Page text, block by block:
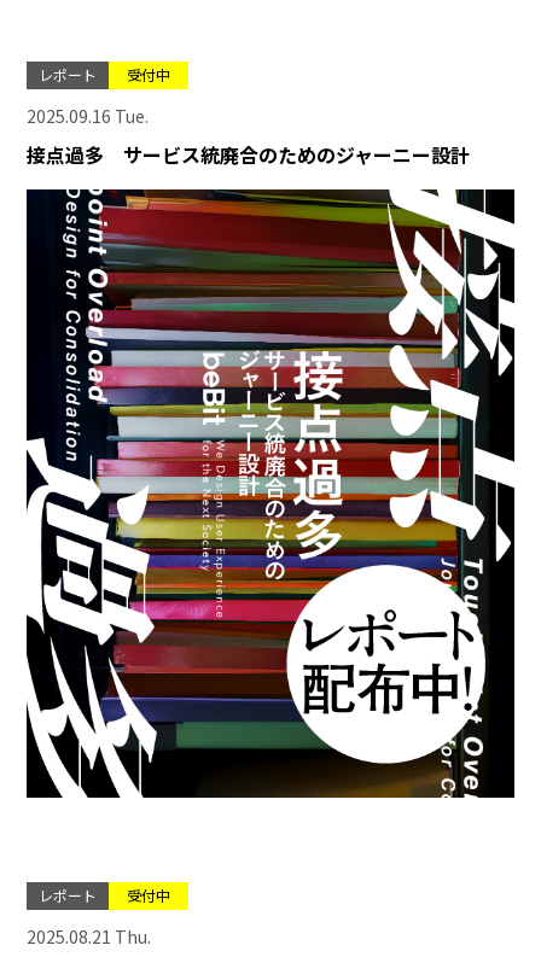
レポート 受付中
2025.09.16 Tue.
接点過多 サービス統廃合のためのジャーニー設計
レポート 受付中
2025.08.21 Thu.